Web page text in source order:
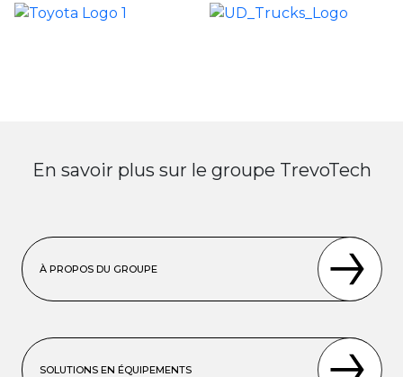
En savoir plus sur le groupe TrevoTech
À PROPOS DU GROUPE
SOLUTIONS EN ÉQUIPEMENTS